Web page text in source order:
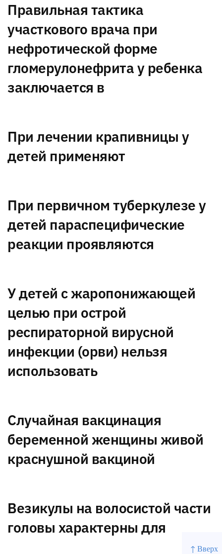
↑ Вверх
Правильная тактика
участкового врача при
нефротической форме
гломерулонефрита у ребенка
заключается в
При лечении крапивницы у
детей применяют
При первичном туберкулезе у
детей параспецифические
реакции проявляются
У детей с жаропонижающей
целью при острой
респираторной вирусной
инфекции (орви) нельзя
использовать
Случайная вакцинация
беременной женщины живой
краснушной вакциной
Везикулы на волосистой части
головы характерны для